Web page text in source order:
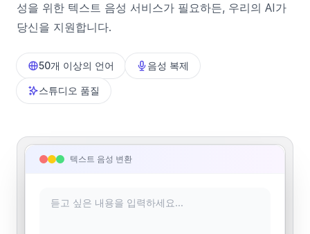
성을 위한 텍스트 음성 서비스가 필요하든, 우리의 AI가
당신을 지원합니다.
50개 이상의 언어 음성 복제
스튜디오 품질
텍스트 음성 변환